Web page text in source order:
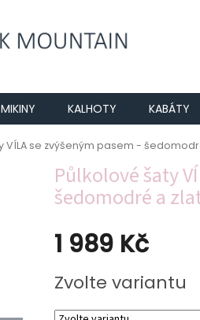
MIKINY KALHOTY KABÁTY
VÍLA se zvýšeným pasem -
Půlkolové šaty
šedomodré a
1 989 Kč
cena:
Zvolte variantu